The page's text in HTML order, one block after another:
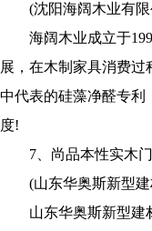
(沈阳海阔木业有限
海阔木业成立于1999
展，在木制家具消费
中代表的硅藻净醛专利
度!
7、尚品本性实木门
(山东华奥斯新型建
山东华奥斯新型建材